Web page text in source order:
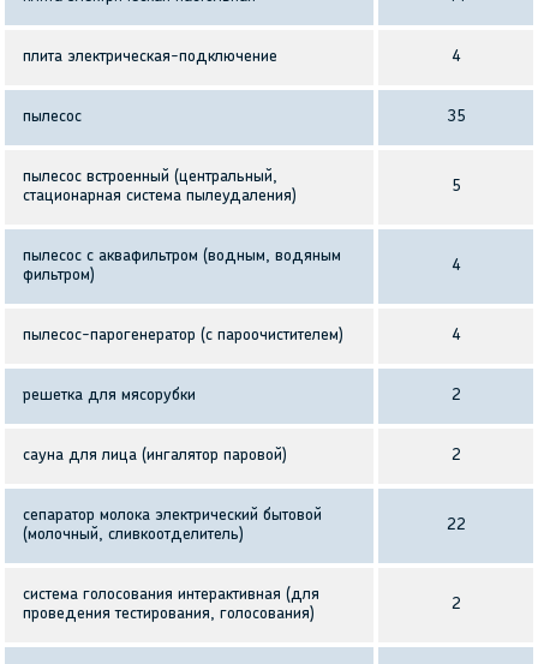
плита электрическая-подключение 4
пылесос 35
пылесос встроенный (центральный,
стационарная система пылеудаления)
5
пылесос с аквафильтром (водным, водяным
фильтром)
4
пылесос-парогенератор (с пароочистителем) 4
решетка для мясорубки 2
сауна для лица (ингалятор паровой) 2
сепаратор молока электрический бытовой
(молочный, сливкоотделитель)
22
система голосования интерактивная (для
проведения тестирования, голосования)
2